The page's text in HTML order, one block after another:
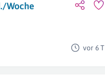
Woche
vor 6 T